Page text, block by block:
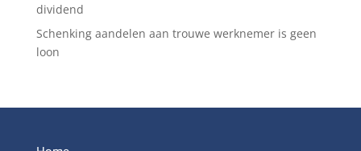
dividend
Schenking aandelen aan trouwe werknemer is geen
loon